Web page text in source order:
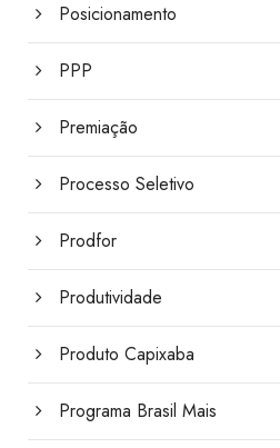
Posicionamento
PPP
Premiação
Processo Seletivo
Prodfor
Produtividade
Produto Capixaba
Programa Brasil Mais